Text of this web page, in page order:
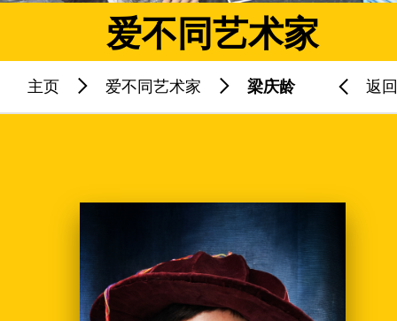
热门关键字：
最新消息
爱不同艺术家
主页 爱不同艺术家 梁庆龄 返回